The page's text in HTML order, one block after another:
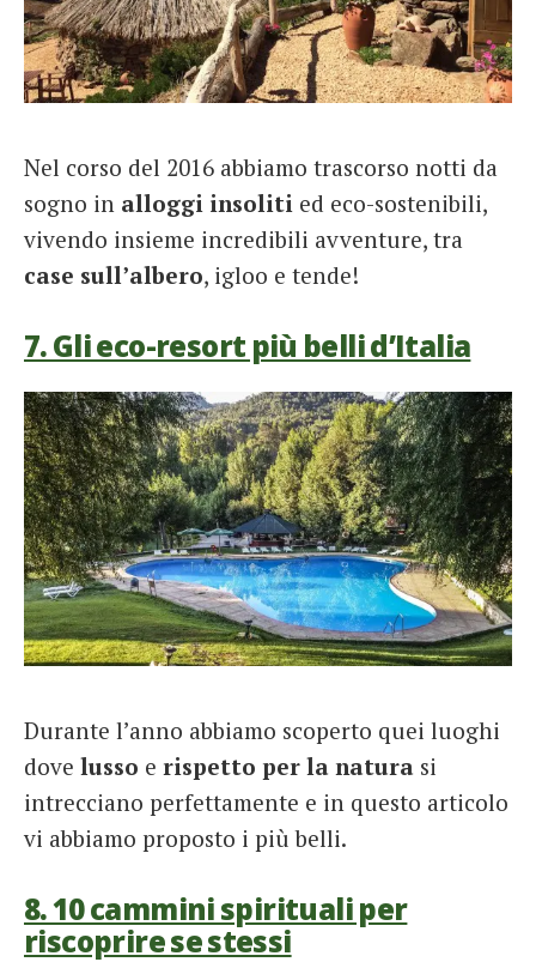
Nel corso del 2016 abbiamo trascorso notti da
sogno in alloggi insoliti ed eco-sostenibili,
vivendo insieme incredibili avventure, tra
case sull’albero, igloo e tende!
7. Gli eco-resort più belli d’Italia
Durante l’anno abbiamo scoperto quei luoghi
dove lusso e rispetto per la natura si
intrecciano perfettamente e in questo articolo
vi abbiamo proposto i più belli.
8. 10 cammini spirituali per
riscoprire se stessi